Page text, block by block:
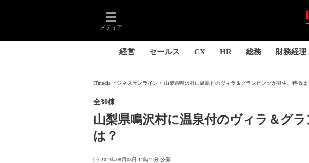
メディア
経営 セールス CX HR 総務 財務経理
ITmedia ビジネスオンライン 山梨県鳴沢村に温泉付のヴィラ＆グランピングが誕生、特徴は
山梨県鳴沢村に温泉付のヴィラ＆グ
は？
全30棟
2023年08月03日 11時12分 公開